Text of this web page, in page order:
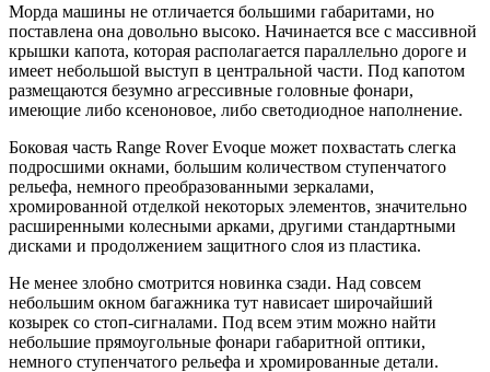
Морда машины не отличается большими габаритами, но
поставлена она довольно высоко. Начинается все с массивной
крышки капота, которая располагается параллельно дороге и
имеет небольшой выступ в центральной части. Под капотом
размещаются безумно агрессивные головные фонари,
имеющие либо ксеноновое, либо светодиодное наполнение.
Боковая часть Range Rover Evoque может похвастать слегка
подросшими окнами, большим количеством ступенчатого
рельефа, немного преобразованными зеркалами,
хромированной отделкой некоторых элементов, значительно
расширенными колесными арками, другими стандартными
дисками и продолжением защитного слоя из пластика.
Не менее злобно смотрится новинка сзади. Над совсем
небольшим окном багажника тут нависает широчайший
козырек со стоп-сигналами. Под всем этим можно найти
небольшие прямоугольные фонари габаритной оптики,
немного ступенчатого рельефа и хромированные детали.